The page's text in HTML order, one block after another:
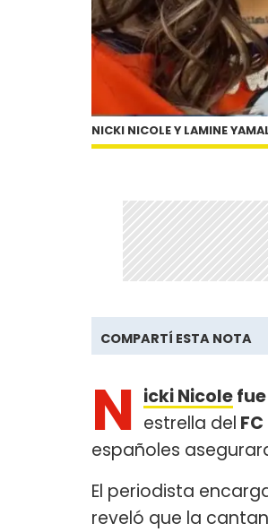
NICKI NICOLE Y LAMINE
COMPARTÍ ESTA NOTA
N icki Nicole
estrella del
españoles
El periodista
reveló que la